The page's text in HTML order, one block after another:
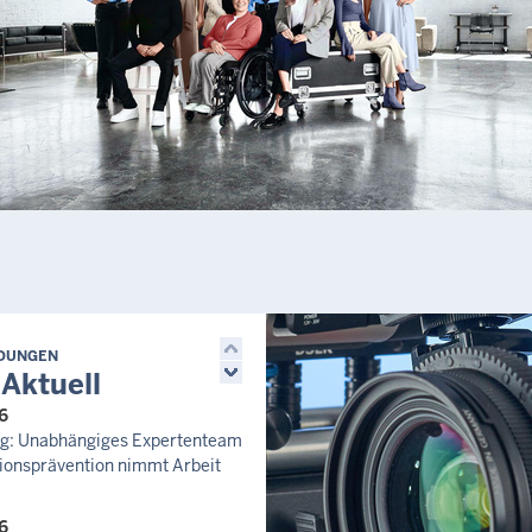
Kölner Straße 95, 57290
93.000,00 €
Letzte Aktualisierung:
Heute, 13:57 Uhr
Unabhängiges Expertenteam
nimmt Arbeit